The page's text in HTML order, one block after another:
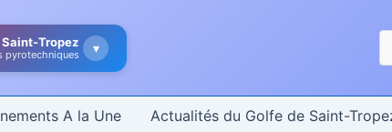
Saint-Tropez
pyrotechniques ▾
A la Une Actualités du Golfe de Saint-